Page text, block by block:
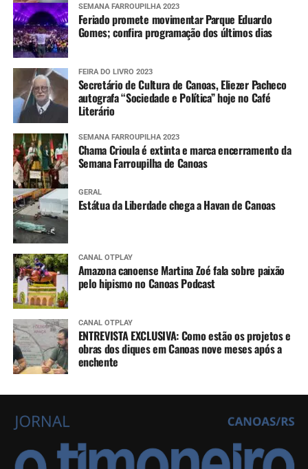
SEMANA FARROUPILHA 2023
Feriado promete movimentar Parque Eduardo
Gomes; confira programação dos últimos dias
FEIRA DO LIVRO 2023
Secretário de Cultura de Canoas, Eliezer Pacheco
autografa “Sociedade e Política” hoje no Café
Literário
SEMANA FARROUPILHA 2023
Chama Crioula é extinta e marca encerramento da
Semana Farroupilha de Canoas
GERAL
Estátua da Liberdade chega a Havan de Canoas
CANAL OTPLAY
Amazona canoense Martina Zoé fala sobre paixão
pelo hipismo no Canoas Podcast
CANAL OTPLAY
ENTREVISTA EXCLUSIVA: Como estão os projetos e
obras dos diques em Canoas nove meses após a
enchente